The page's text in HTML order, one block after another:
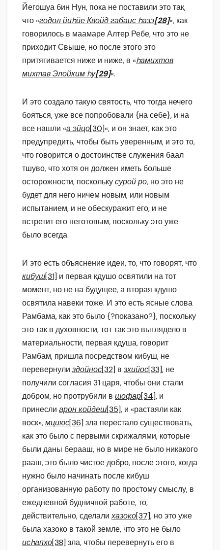
Йегошуа бин Нун, пока не поставили это так,
что «годол йиhйе Квойд габаис hазэ[28]«, как
говорилось в маамаре Алтер Ребе, что это не
приходит Свыше, но после этого это
притягивается ниже и ниже, в «hамихтов
михтав Элойким hу[29]«.
И это создало такую святость, что тогда нечего
бояться, уже все попробовали {на себе}, и на
все нашли «а эйцо[30]«, и он знает, как это
предупредить, чтобы быть уверенным, и это то,
что говорится о достоинстве служения баал
тшуво, что хотя он должен иметь больше
осторожности, посколькусурой ро, но это не
будет для него ничем новым, или новым
испытанием, и не обескуражит его, и не
встретит его неготовым, поскольку это уже
было всегда.
И это есть объяснение идеи, то, что говорят, что
кибуш[31] и первая кдушо освятили на тот
момент, но не на будущее, а вторая кдушо
освятила навеки тоже. И это есть ясные слова
Рамбама, как это было {?показано?}, поскольку
это так в духовности, тот так это выглядело в
материальности, первая кдуша, говорит
Рамбам, пришла посредством кибуш, не
перевернули здойнос[32] в зхийос[33], не
получили согласия 31 царя, чтобы они стали
добром, но протрубили в шофар[34], и
принесли арон койдеш[35], и «растаяли как
воск»,мциюс[36] зла перестало существовать,
как это было с первыми скрижалями, которые
были даны берааш, но в мире не было никакого
рааш, это было чистое добро, после этого, когда
нужно было начинать после кибуш
организованную работу по простому смыслу, в
ежедневной будничной работе, то,
действительно, сделалихазоко[37], но это уже
была хазоко в такой земле, что это не было
исhапхо[38] зла, чтобы перевернуть его в